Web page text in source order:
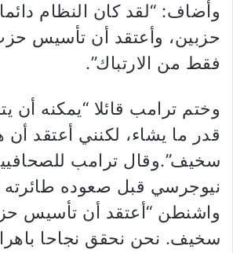
وأضاف: “لقد كان النظام
حزبين، وأعتقد أن تأسيس
فقط من الارتباك”.
وختم ترامب قائلا “يمكنه أن
قدر ما يشاء، لكنني أعتقد أن
سخيف”.وقال ترامب
نيوجرسي قبل صعوده طائرته
واشنطن “أعتقد أن تأسيس
سخيف. نحن نحقق نجاحا